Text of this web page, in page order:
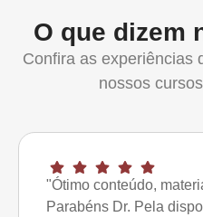
O que dizem
Confira as experiências
nossos
"Ótimo conteúdo,
Parabéns Dr. Pela